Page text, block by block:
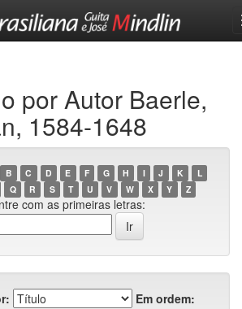
por Autor Baerle,
1584-1648
B C D E F G H I J K
L
Q R S T U V W X Y Z
com as primeiras letras:
Em ordem: